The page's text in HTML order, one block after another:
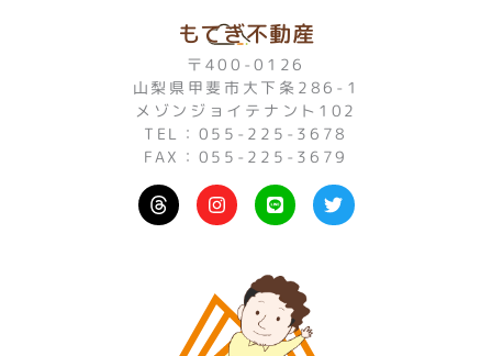
もてぎ不動産
〒400-0126
山梨県甲斐市大下条286-1
メゾンジョイテナント102
TEL：055-225-3678
FAX：055-225-3679
I
n
s
r
a
m
L
i
n
T
w
i